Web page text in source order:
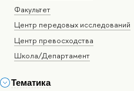
Факультет
Центр передовых исследований
Центр превосходства
Школа/Департамент
Тематика